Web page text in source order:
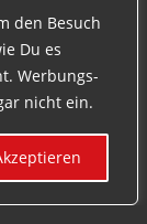
den Besuch
Du es
Werbungs-
nicht ein.